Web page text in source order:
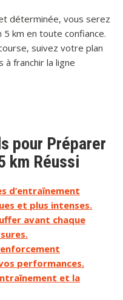
déterminée, vous serez
km en toute confiance.
suivez votre plan
franchir la ligne
pour Préparer
km Réussi
d’entraînement
et plus intenses.
avant chaque
performances.
et la